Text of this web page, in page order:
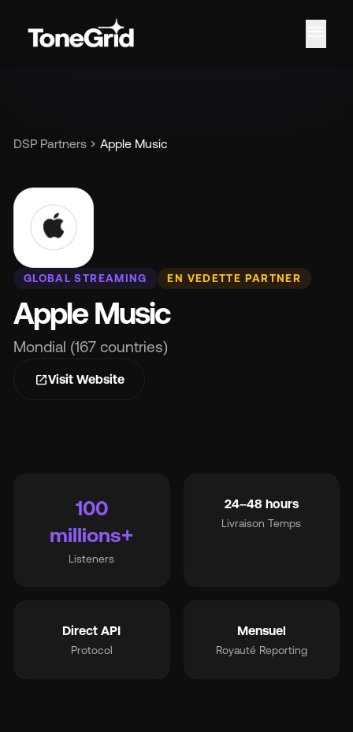
DSP Partners chevron_right Apple Music
GLOBAL STREAMING EN VEDETTE PARTNER
Apple Music
Mondial (167 countries)
open_in_newVisit Website
100
millions+
Listeners
24–48 hours
Livraison Temps
Direct API
Protocol
Mensuel
Royauté Reporting